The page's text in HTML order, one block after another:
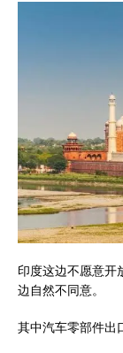
印度这边不愿意开
边自然不同意。
其中汽车零部件出